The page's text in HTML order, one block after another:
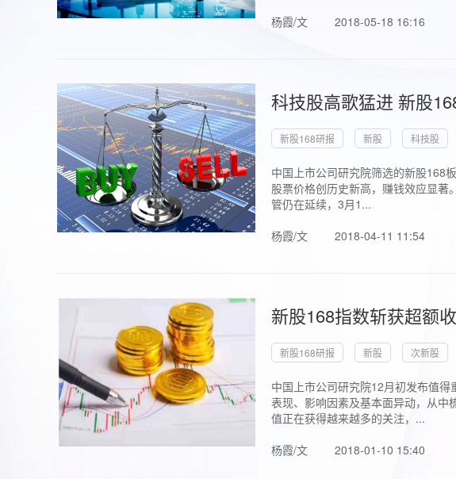
杨霞/文
2018-05-18 16:16
科技股高歌猛进 新股
新股168研报 新股 科技股
中国上市公司研究院筛选的新股168
股票价格创历史新高，赚钱效应显著
管仍在延续，3月1...
杨霞/文
2018-04-11 11:54
新股168指数斩获超额
新股168研报 新股 次新股
中国上市公司研究院12月初发布值
表现、影响因素及基本面异动，从
值正在获得越来越多的关注，...
杨霞/文
2018-01-10 15:40